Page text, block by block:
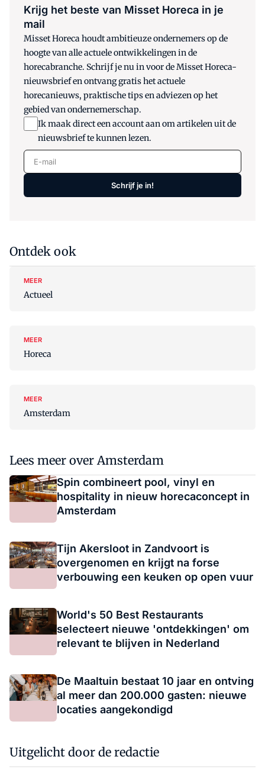
Krijg het beste van Misset Horeca in je
mail
Misset Horeca houdt ambitieuze ondernemers op de
hoogte van alle actuele ontwikkelingen in de
horecabranche. Schrijf je nu in voor de Misset Horeca-
nieuwsbrief en ontvang gratis het actuele
horecanieuws, praktische tips en adviezen op het
gebied van ondernemerschap.
Ik maak direct een account aan om artikelen uit de
nieuwsbrief te kunnen lezen.
E-mail
Schrijf je in!
Ontdek ook
MEER
Actueel
MEER
Horeca
MEER
Amsterdam
Lees meer over Amsterdam
Spin combineert pool, vinyl en
hospitality in nieuw horecaconcept in
Amsterdam
Tijn Akersloot in Zandvoort is
overgenomen en krijgt na forse
verbouwing een keuken op open vuur
World's 50 Best Restaurants
selecteert nieuwe 'ontdekkingen' om
relevant te blijven in Nederland
De Maaltuin bestaat 10 jaar en ontving
al meer dan 200.000 gasten: nieuwe
locaties aangekondigd
Uitgelicht door de redactie